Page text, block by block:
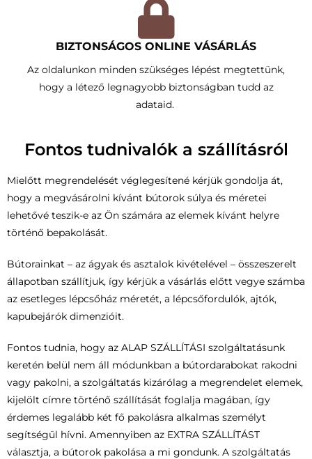
BIZTONSÁGOS ONLINE VÁSÁRLÁS
Az oldalunkon minden szükséges lépést megtettünk,
hogy a létező legnagyobb biztonságban tudd az
adataid.
Fontos tudnivalók a szállításról
Mielőtt megrendelését véglegesítené kérjük gondolja át,
hogy a megvásárolni kívánt bútorok súlya és méretei
lehetővé teszik-e az Ön számára az elemek kívánt helyre
történő bepakolását.
Bútorainkat – az ágyak és asztalok kivételével – összeszerelt
állapotban szállítjuk, így kérjük a vásárlás előtt vegye számba
az esetleges lépcsőház méretét, a lépcsőfordulók, ajtók,
kapubejárók dimenzióit.
Fontos tudnia, hogy az ALAP SZÁLLÍTÁSI szolgáltatásunk
keretén belül nem áll módunkban a bútordarabokat rakodni
vagy pakolni, a szolgáltatás kizárólag a megrendelet elemek,
kijelölt címre történő szállítását foglalja magában, így
érdemes legalább két fő pakolásra alkalmas személyt
segítségül hívni. Amennyiben az EXTRA SZÁLLÍTÁST
választja, a bútorok pakolása a mi gondunk. A szolgáltatás